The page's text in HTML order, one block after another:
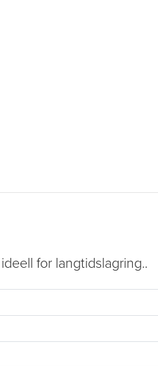
for langtidslagring..